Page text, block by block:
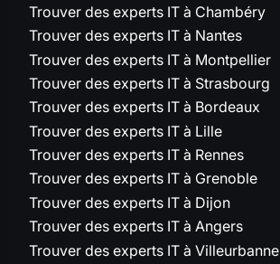
Trouver des experts IT à Chambéry
Trouver des experts IT à Nantes
Trouver des experts IT à Montpellier
Trouver des experts IT à Strasbourg
Trouver des experts IT à Bordeaux
Trouver des experts IT à Lille
Trouver des experts IT à Rennes
Trouver des experts IT à Grenoble
Trouver des experts IT à Dijon
Trouver des experts IT à Angers
Trouver des experts IT à Villeurbanne